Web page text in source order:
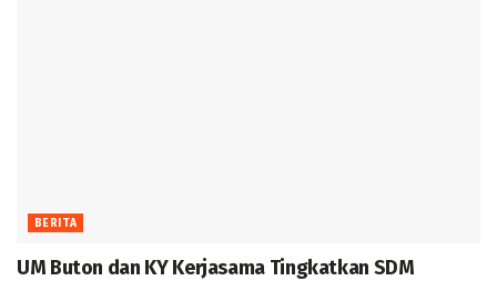
BERITA
UM Buton dan KY Kerjasama Tingkatkan SDM